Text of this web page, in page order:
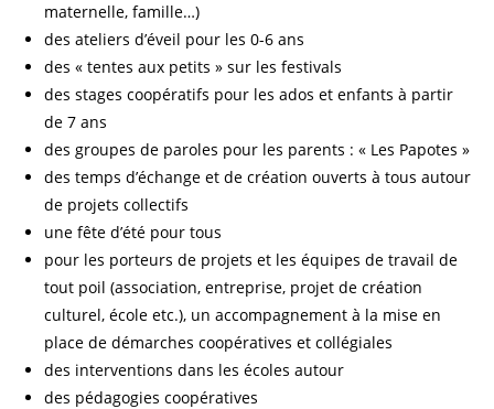
maternelle, famille…)
des ateliers d’éveil pour les 0-6 ans
des « tentes aux petits » sur les festivals
des stages coopératifs pour les ados et enfants à partir
de 7 ans
des groupes de paroles pour les parents : « Les Papotes »
des temps d’échange et de création ouverts à tous autour
de projets collectifs
une fête d’été pour tous
pour les porteurs de projets et les équipes de travail de
tout poil (association, entreprise, projet de création
culturel, école etc.), un accompagnement à la mise en
place de démarches coopératives et collégiales
des interventions dans les écoles autour
des pédagogies coopératives